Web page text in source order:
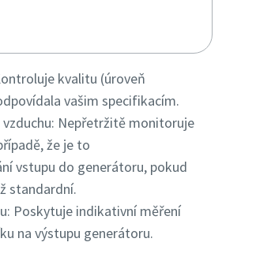
kvalitu (úroveň
vašim specifikacím.
Nepřetržitě monitoruje
že je to
vstupu do generátoru, pokud
standardní.
Poskytuje indikativní měření
na výstupu generátoru.